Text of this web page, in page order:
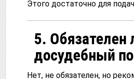
Этого достаточно для
5. Обязателен
досудебный
Нет, не обязателен, но